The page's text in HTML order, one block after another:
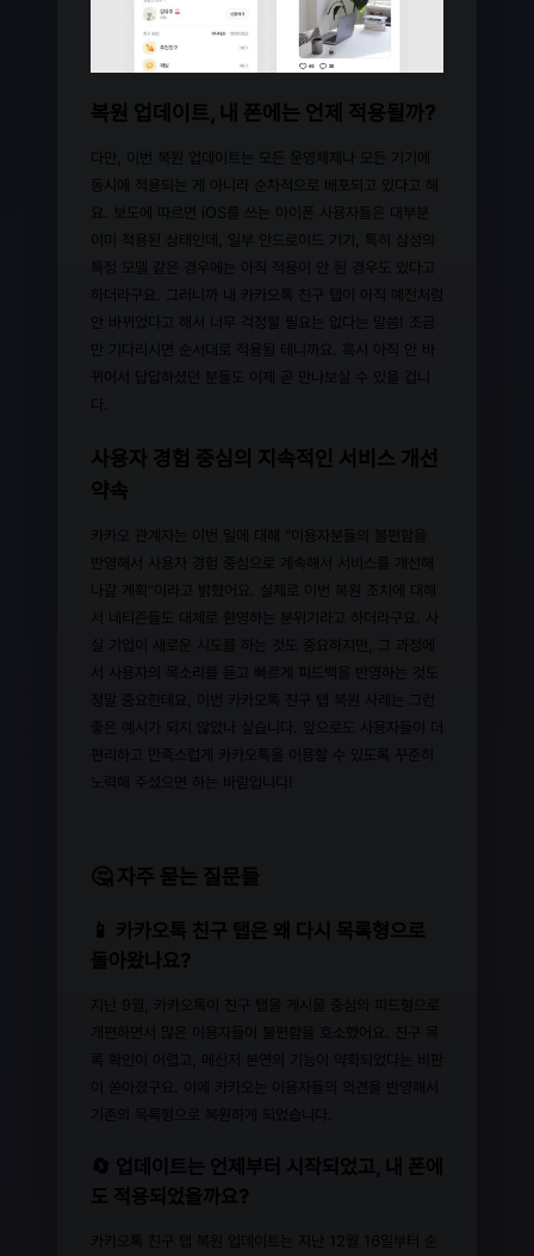
복원 업데이트, 내 폰에는 언제 적용될까?
다만, 이번 복원 업데이트는 모든 운영체제나 모든 기기에
동시에 적용되는 게 아니라 순차적으로 배포되고 있다고 해
요. 보도에 따르면 iOS를 쓰는 아이폰 사용자들은 대부분
이미 적용된 상태인데, 일부 안드로이드 기기, 특히 삼성의
특정 모델 같은 경우에는 아직 적용이 안 된 경우도 있다고
하더라구요. 그러니까 내 카카오톡 친구 탭이 아직 예전처럼
안 바뀌었다고 해서 너무 걱정할 필요는 없다는 말씀! 조금
만 기다리시면 순서대로 적용될 테니까요. 혹시 아직 안 바
뀌어서 답답하셨던 분들도 이제 곧 만나보실 수 있을 겁니
다.
사용자 경험 중심의 지속적인 서비스 개선
약속
카카오 관계자는 이번 일에 대해 "이용자분들의 불편함을
반영해서 사용자 경험 중심으로 계속해서 서비스를 개선해
나갈 계획"이라고 밝혔어요. 실제로 이번 복원 조치에 대해
서 네티즌들도 대체로 환영하는 분위기라고 하더라구요. 사
실 기업이 새로운 시도를 하는 것도 중요하지만, 그 과정에
서 사용자의 목소리를 듣고 빠르게 피드백을 반영하는 것도
정말 중요한데요, 이번 카카오톡 친구 탭 복원 사례는 그런
좋은 예시가 되지 않았나 싶습니다. 앞으로도 사용자들이 더
편리하고 만족스럽게 카카오톡을 이용할 수 있도록 꾸준히
노력해 주셨으면 하는 바람입니다!
🤔 자주 묻는 질문들
📱 카카오톡 친구 탭은 왜 다시 목록형으로
돌아왔나요?
지난 9월, 카카오톡이 친구 탭을 게시물 중심의 피드형으로
개편하면서 많은 이용자들이 불편함을 호소했어요. 친구 목
록 확인이 어렵고, 메신저 본연의 기능이 약화되었다는 비판
이 쏟아졌구요. 이에 카카오는 이용자들의 의견을 반영해서
기존의 목록형으로 복원하게 되었습니다.
🔄 업데이트는 언제부터 시작되었고, 내 폰에
도 적용되었을까요?
카카오톡 친구 탭 복원 업데이트는 지난 12월 16일부터 순